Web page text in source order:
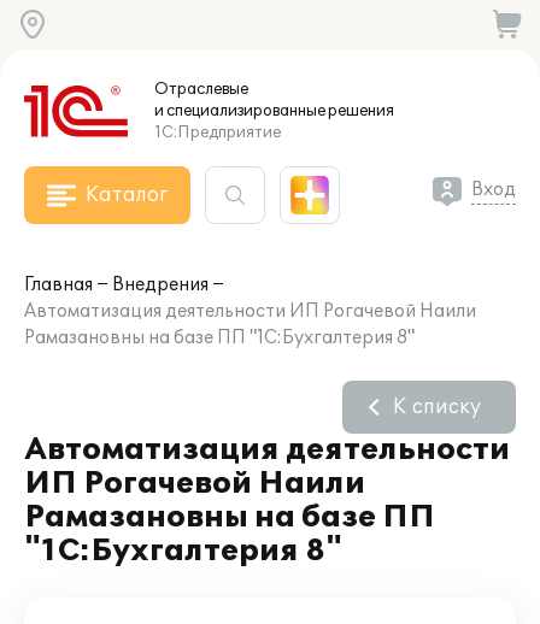
Отраслевые
и специализированныерешения
1С:Предприятие
Каталог Вход
Главная
Внедрения
Автоматизация деятельности ИП Рогачевой Наили
Рамазановны на базе ПП "1С:Бухгалтерия 8"
Автоматизация деятельности
ИП Рогачевой Наили
Рамазановны на базе ПП
"1С:Бухгалтерия 8"
К списку